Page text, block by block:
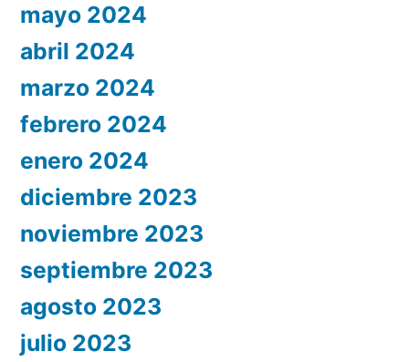
mayo 2024
abril 2024
marzo 2024
febrero 2024
enero 2024
diciembre 2023
noviembre 2023
septiembre 2023
agosto 2023
julio 2023